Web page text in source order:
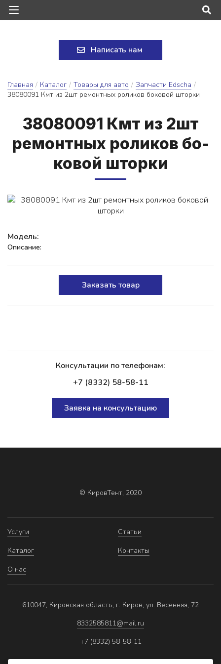
Написать нам
Главная / Каталог / Товары для авто / Запчасти Edscha /
38080091 Кмт из 2шт ремонтных роликов боковой шторки
38080091 Кмт из 2шт
ре­мон­тных ро­ли­ков бо­
ко­вой штор­ки
Модель:
Описание:
Заказать товар
Консультации по телефонам:
+7 (8332) 58-58-11
Заявка на консультацию
© КировТент, 2020
Услуги
Каталог
О нас
Статьи
Контакты
610047, Кировская область, г. Киров, ул. Весенняя, 72
8332585811@mail.ru
+7 (8332) 58-58-11